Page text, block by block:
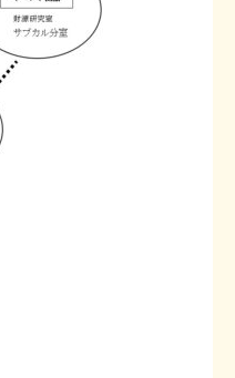
サブカル分室
マンガ／旧・財研出版